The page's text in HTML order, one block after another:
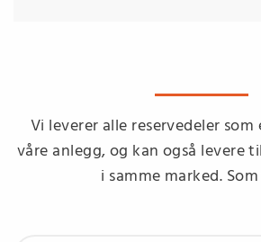
Vi leverer alle reservedeler
våre anlegg, og kan også levere
i samme marked. Som